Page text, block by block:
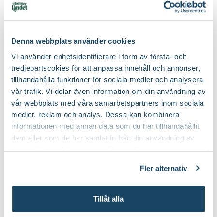
Denna webbplats använder cookies
Vi använder enhetsidentifierare i form av första- och
tredjepartscokies för att anpassa innehåll och annonser,
tillhandahålla funktioner för sociala medier och analysera
vår trafik. Vi delar även information om din användning av
vår webbplats med våra samarbetspartners inom sociala
medier, reklam och analys. Dessa kan kombinera
informationen med annan data som du har tillhandahållit
dem eller som de har samlat in från din användning av
Fler alternativ
Tillåt alla
Beskärningstid:
Juli-september (JAS-perioden), På
Speciell
tålighet:
Blåsiga, öppna lägen, Stadsklimat, Torr
jord
Köp till för ett lyckat resultat
2 för 170:-